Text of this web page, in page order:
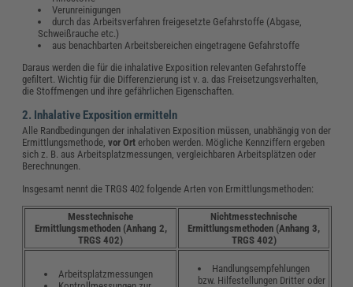
Verunreinigungen
durch das Arbeitsverfahren freigesetzte Gefahrstoffe (Abgase,
Schweißrauche etc.)
aus benachbarten Arbeitsbereichen eingetragene Gefahrstoffe
Daraus werden die für die inhalative Exposition relevanten Gefahrstoffe
gefiltert. Wichtig für die Differenzierung ist v. a. das Freisetzungsverhalten,
die Stoffmengen und ihre gefährlichen Eigenschaften.
2. Inhalative Exposition ermitteln
Alle Randbedingungen der inhalativen Exposition müssen, unabhängig von der
Ermittlungsmethode,vor Ort erhoben werden. Mögliche Kennziffern ergeben
sich z. B. aus Arbeitsplatzmessungen, vergleichbaren Arbeitsplätzen oder
Berechnungen.
Insgesamt nennt die TRGS 402 folgende Arten von Ermittlungsmethoden:
Messtechnische
Ermittlungsmethoden (Anhang 2,
TRGS 402)
Nichtmesstechnische
Ermittlungsmethoden (Anhang 3,
TRGS 402)
Arbeitsplatzmessungen
Handlungsempfehlungen
bzw. Hilfestellungen Dritter oder